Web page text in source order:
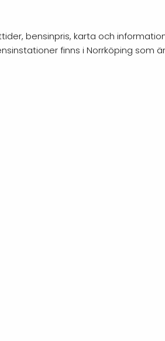
bensinpris, karta och
finns i Norrköping som